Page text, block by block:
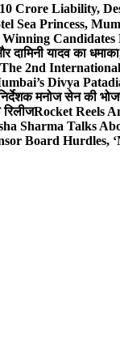
Crore Liability,
Sea Princess,
Candidates
दामिनी यादव का
2nd
Divya
मनोज सेन की
रिलीजRocket Reels
Sharma Talks
Board Hurdles,